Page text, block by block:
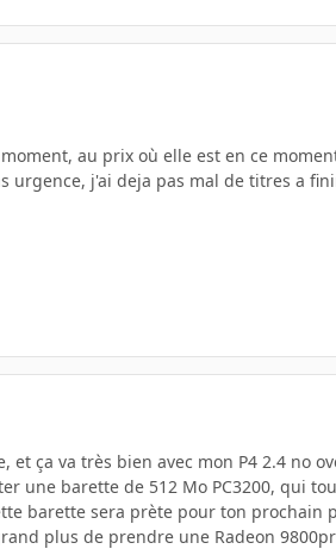
au prix où elle est en ce
urgence, j'ai deja pas mal de titres a
et ça va très bien avec mon P4 2.4 no
une barette de 512 Mo PC3200, qui
barette sera prète pour ton
plus de prendre une Radeon